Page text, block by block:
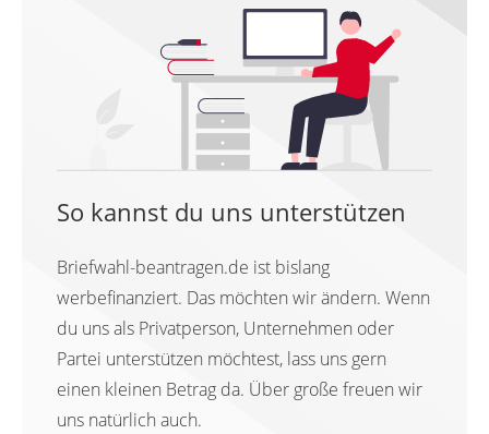
So kannst du uns unterstützen
Briefwahl-beantragen.de ist bislang
werbefinanziert. Das möchten wir ändern. Wenn
du uns als Privatperson, Unternehmen oder
Partei unterstützen möchtest, lass uns gern
einen kleinen Betrag da. Über große freuen wir
uns natürlich auch.